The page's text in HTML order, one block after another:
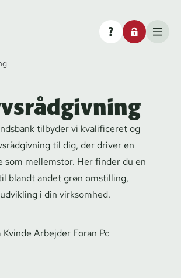
tilbyder vi kvalificeret og
til dig, der driver en
som mellemstor. Her finder du en
blandt andet grøn omstilling,
i din virksomhed.